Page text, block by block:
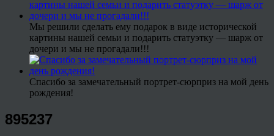
Мы решили сделать ему подарок в виде исторической
картины нашей семьи и подарить статуэтку — шарж от
дочери и мы не прогадали!!!
Спасибо за замечательный портрет-сюрприз на мой день
рождения!
895237